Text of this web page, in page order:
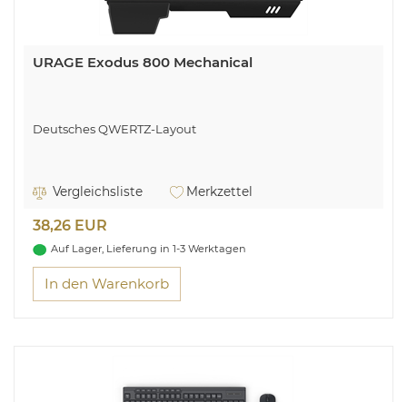
URAGE Exodus 800 Mechanical
Deutsches QWERTZ-Layout
Vergleichsliste Merkzettel
38,26 EUR
Auf Lager, Lieferung in 1-3 Werktagen
In den Warenkorb